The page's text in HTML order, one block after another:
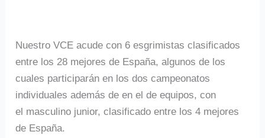
Nuestro VCE acude con 6 esgrimistas clasificados
entre los 28 mejores de España, algunos de los
cuales participarán en los dos campeonatos
individuales además de en el de equipos, con
el masculino junior, clasificado entre los 4 mejores
de España.